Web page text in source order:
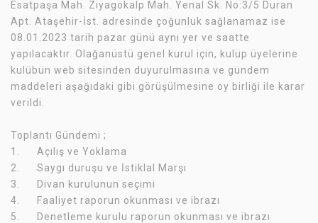
Esatpaşa Mah. Ziyagökalp Mah. Yenal Sk. No:3/5 Duran
Apt. Ataşehir-İst. adresinde çoğunluk sağlanamaz ise
08.01.2023 tarih pazar günü aynı yer ve saatte
yapılacaktır. Olağanüstü genel kurul için, kulüp üyelerine
kulübün web sitesinden duyurulmasına ve gündem
maddeleri aşağıdaki gibi görüşülmesine oy birliği ile karar
verildi.
Toplantı Gündemi ;
1. Açılış ve Yoklama
2. Saygı duruşu ve İstiklal Marşı
3. Divan kurulunun seçimi
4. Faaliyet raporun okunması ve ibrazı
5. Denetleme kurulu raporun okunması ve ibrazı